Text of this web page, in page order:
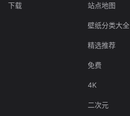
下载 站点地图
壁纸分类大全
精选推荐
免费
4K
二次元